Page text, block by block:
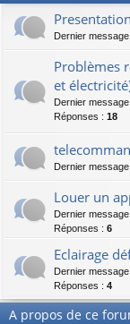
Presentation
Dernier
Problèmes
et
Dernier
Réponses : 18
Dernier
Louer un
Dernier
Réponses : 6
Eclairage
Dernier
Réponses : 4
A propos de ce